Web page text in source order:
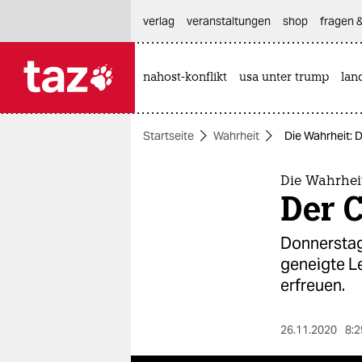
themen
verlag
veranstaltungen shop fragen
nahost-konflikt usa unter trump
Startseite Wahrheit Die Wahrheit:
Die
Der
geneigte
erfreuen.
26.11.2020